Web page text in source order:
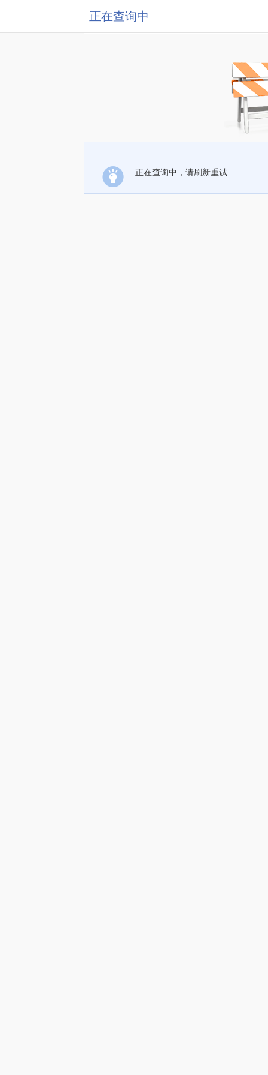
正在查询中
正在查询中，请刷新重试